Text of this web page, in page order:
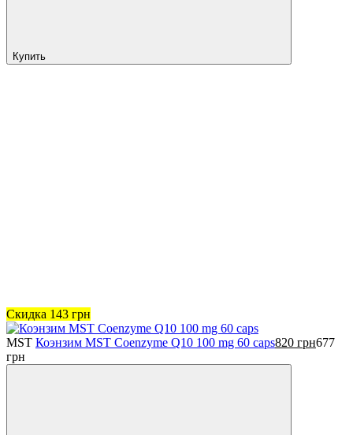
Купить
Скидка 143 грн
MST Коэнзим MST Coenzyme Q10 100 mg 60 caps820 грн677
грн